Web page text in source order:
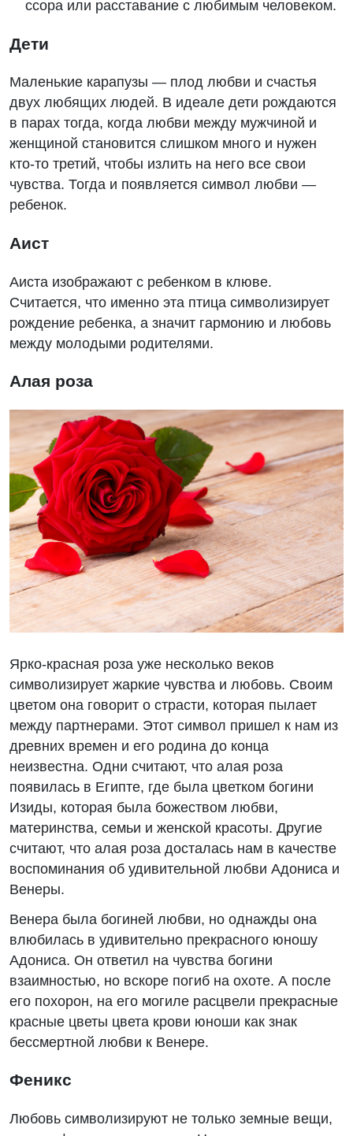
ссора или расставание с любимым человеком.
Дети
Маленькие карапузы — плод любви и счастья
двух любящих людей. В идеале дети рождаются
в парах тогда, когда любви между мужчиной и
женщиной становится слишком много и нужен
кто-то третий, чтобы излить на него все свои
чувства. Тогда и появляется символ любви —
ребенок.
Аист
Аиста изображают с ребенком в клюве.
Считается, что именно эта птица символизирует
рождение ребенка, а значит гармонию и любовь
между молодыми родителями.
Алая роза
Ярко-красная роза уже несколько веков
символизирует жаркие чувства и любовь. Своим
цветом она говорит о страсти, которая пылает
между партнерами. Этот символ пришел к нам из
древних времен и его родина до конца
неизвестна. Одни считают, что алая роза
появилась в Египте, где была цветком богини
Изиды, которая была божеством любви,
материнства, семьи и женской красоты. Другие
считают, что алая роза досталась нам в качестве
воспоминания об удивительной любви Адониса и
Венеры.
Венера была богиней любви, но однажды она
влюбилась в удивительно прекрасного юношу
Адониса. Он ответил на чувства богини
взаимностью, но вскоре погиб на охоте. А после
его похорон, на его могиле расцвели прекрасные
красные цветы цвета крови юноши как знак
бессмертной любви к Венере.
Феникс
Любовь символизируют не только земные вещи,